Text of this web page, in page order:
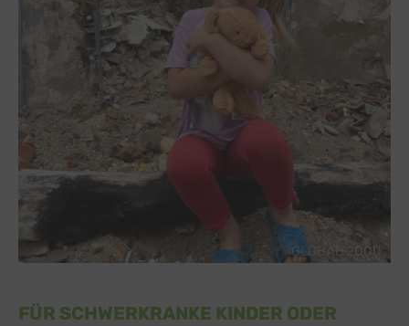
GLOBAL 2000
FÜR SCHWERKRANKE KINDER ODER